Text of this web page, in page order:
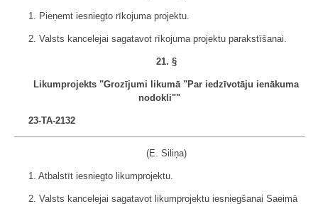
1. Pieņemt iesniegto rīkojuma projektu.
2. Valsts kancelejai sagatavot rīkojuma projektu parakstīšanai.
21. §
Likumprojekts "Grozījumi likumā "Par iedzīvotāju ienākuma
nodokli""
23-TA-2132
(E. Siliņa)
1. Atbalstīt iesniegto likumprojektu.
2. Valsts kancelejai sagatavot likumprojektu iesniegšanai Saeimā